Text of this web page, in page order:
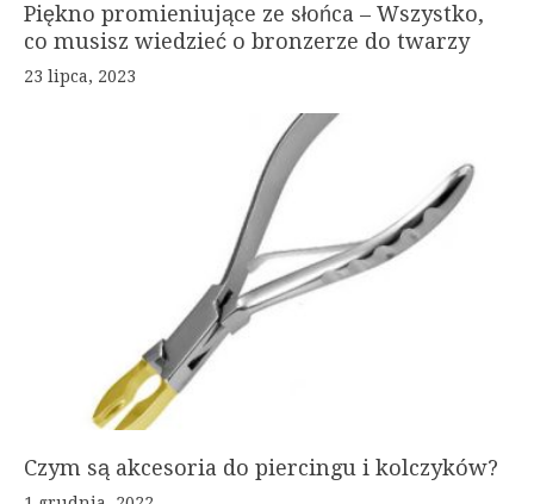
Piękno promieniujące ze słońca – Wszystko,
co musisz wiedzieć o bronzerze do twarzy
23 lipca, 2023
Czym są akcesoria do piercingu i kolczyków?